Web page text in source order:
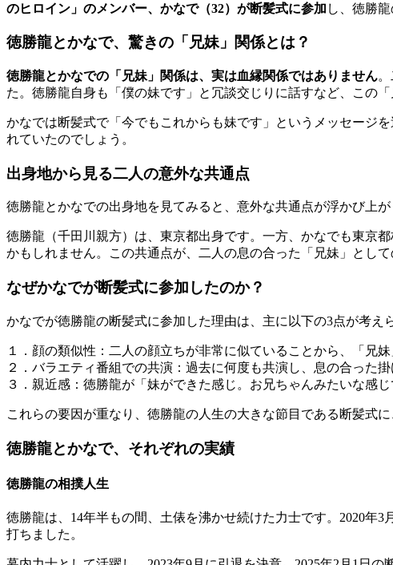
有
のヒロイン」のメンバー、かなで（32）が断髪式に参加 し、徳勝
徳勝龍とかなで、驚きの「兄妹」関係とは？
徳勝龍とかなでの「兄妹」関係は、実は血縁関係ではありません
た。徳勝龍自身も「僕の妹です」と冗談交じりに話すなど、この
かなでは断髪式で「今でもこれからも妹です」というメッセージ
れていたのでしょう。
出身地から見る二人の意外な共通点
徳勝龍とかなでの出身地を見てみると、意外な共通点が浮かび上が
徳勝龍（千田川親方）は、東京都出身です。一方、かなでも東京
かもしれません。この共通点が、二人の息の合った「兄妹」とし
なぜかなでが断髪式に参加したのか？
かなでが徳勝龍の断髪式に参加した理由は、主に以下の3点が考え
１．顔の類似性：二人の顔立ちが非常に似ていることから、「兄
２．バラエティ番組での共演：過去に何度も共演し、息の合った掛
３．親近感：徳勝龍が「妹ができた感じ。お兄ちゃんみたいな感
これらの要因が重なり、徳勝龍の人生の大きな節目である断髪式
徳勝龍とかなで、それぞれの実績
徳勝龍の相撲人生
徳勝龍は、14年半もの間、土俵を沸かせ続けた力士です。2020年
打ちました。